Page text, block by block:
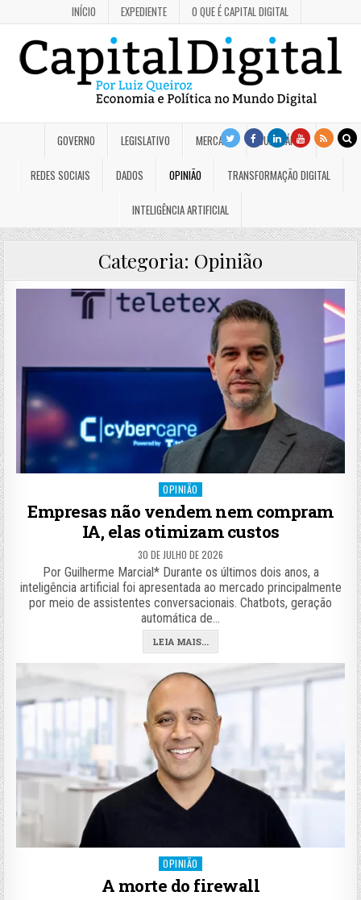
INÍCIO EXPEDIENTE O QUE É CAPITAL DIGITAL
GOVERNO LEGISLATIVO MERCADO JUDICIÁRIO
REDES SOCIAIS DADOS OPINIÃO TRANSFORMAÇÃO DIGITAL
INTELIGÊNCIA ARTIFICIAL
Categoria: Opinião
Posted
OPINIÃO
Empresas não vendem nem compram
IA, elas otimizam custos
30 DE JULHO DE 2026
Por Guilherme Marcial* Durante os últimos dois anos, a
inteligência artificial foi apresentada ao mercado principalmente
por meio de assistentes conversacionais. Chatbots, geração
automática de…
LEIA MAIS...
Posted
OPINIÃO
A morte do firewall